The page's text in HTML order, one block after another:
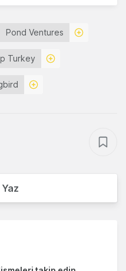
Pond Ventures
Turkey